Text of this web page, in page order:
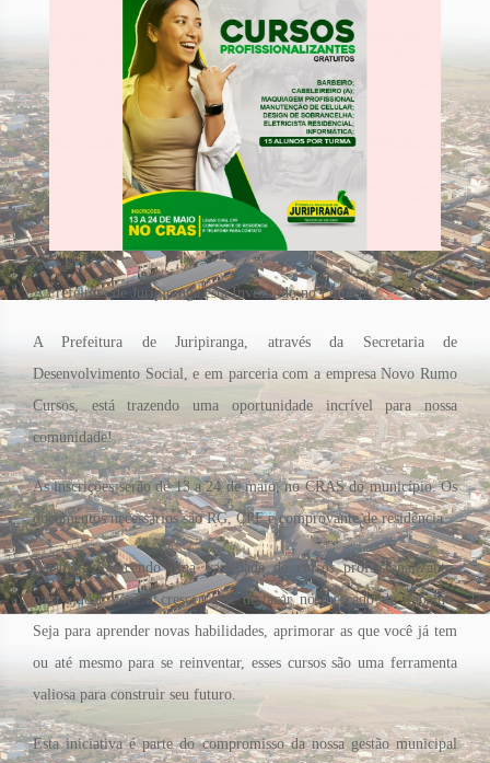
A Prefeitura de Juripiranga está Investindo no Futuro!
A Prefeitura de Juripiranga, através da Secretaria de
Desenvolvimento Social, e em parceria com a empresa Novo Rumo
Cursos, está trazendo uma oportunidade incrível para nossa
comunidade!
As inscrições serão de 13 a 24 de maio, no CRAS do município. Os
documentos necessários são RG, CPF e comprovante de residência.
Estamos oferecendo uma variedade de cursos profissionalizantes
para ajudar você a crescer e se destacar no mercado de trabalho.
Seja para aprender novas habilidades, aprimorar as que você já tem
ou até mesmo para se reinventar, esses cursos são uma ferramenta
valiosa para construir seu futuro.
Esta iniciativa é parte do compromisso da nossa gestão municipal